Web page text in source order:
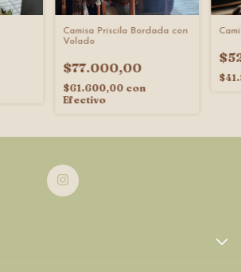
Camisa Priscila Bordada con
Volado
$77.000,00
$61.600,00 con
Efectivo